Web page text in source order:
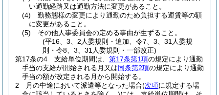
い通勤経路又は通勤方法に変更があること。
(4)
勤務態様の変更により通勤のため負担する運賃等の額
に変更があること。
(5)
その他人事委員会の定める事由が生ずること。
(平16、3、2人委規則・追加、令7、3、31人委規
則・令8、3、31人委規則・一部改正)
第17条の4
支給単位期間は、 第17条第1項の規定により通勤
手当の支給が開始される月又は同条第2項の規定により通勤
手当の額が改定される月から開始する。
2
月の中途において派遣等となった場合(次項に規定する場